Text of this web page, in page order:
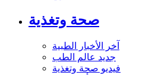
صحة وتغذية
آخر الأخبار الطبية
جديد عالم الطب
فيديو صحة وتغذية